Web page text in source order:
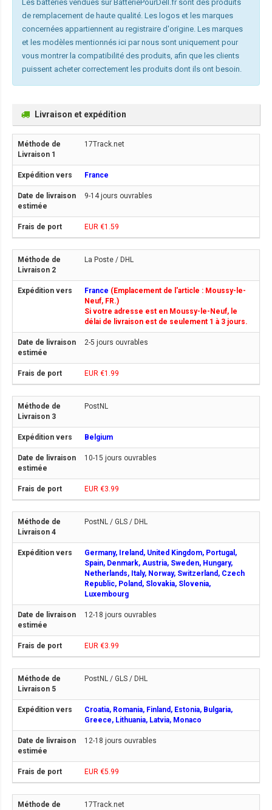
Les batteries vendues sur BatteriePourDell.fr sont des produits
de remplacement de haute qualité. Les logos et les marques
concernées appartiennent au registraire d'origine. Les marques
et les modèles mentionnés ici par nous sont uniquement pour
vous montrer la compatibilité des produits, afin que les clients
puissent acheter correctement les produits dont ils ont besoin.
Livraison et expédition
17Track.net
France
9-14 jours ouvrables
EUR €1.59
La Poste / DHL
France (Emplacement de l'article : Moussy-le-
Neuf, FR.)
Si votre adresse est en Moussy-le-Neuf, le
délai de livraison est de seulement 1 à 3 jours.
2-5 jours ouvrables
EUR €1.99
PostNL
Belgium
10-15 jours ouvrables
EUR €3.99
PostNL / GLS / DHL
Germany, Ireland, United Kingdom, Portugal,
Spain, Denmark, Austria, Sweden, Hungary,
Netherlands, Italy, Norway, Switzerland, Czech
Republic, Poland, Slovakia, Slovenia,
Luxembourg
12-18 jours ouvrables
EUR €3.99
PostNL / GLS / DHL
Croatia, Romania, Finland, Estonia, Bulgaria,
Greece, Lithuania, Latvia, Monaco
12-18 jours ouvrables
EUR €5.99
17Track.net